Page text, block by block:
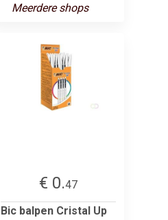
Meerdere shops
€ 0.47
Bic balpen Cristal Up